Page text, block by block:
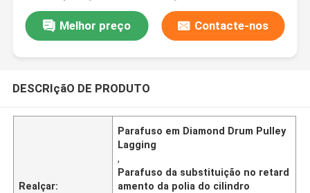
Melhor preço Contacte-nos
DESCRIçãO DE PRODUTO
Realçar:
Parafuso em Diamond Drum Pulley
Lagging
,
Parafuso da substituição no retard
amento da polia do cilindro